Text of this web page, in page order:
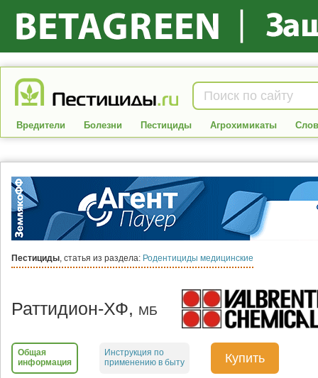
Вредители Болезни Пестициды Агрохимикаты
Пестициды, статья из раздела: Родентициды медицинские
Раттидион-ХФ, МБ
Общая
информация
Инструкция по
применению в быту
Купить